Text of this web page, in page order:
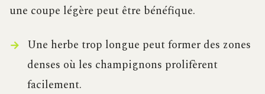
une coupe légère peut être bénéfique.
Une herbe trop longue peut former des zones
denses où les champignons prolifèrent
facilement.